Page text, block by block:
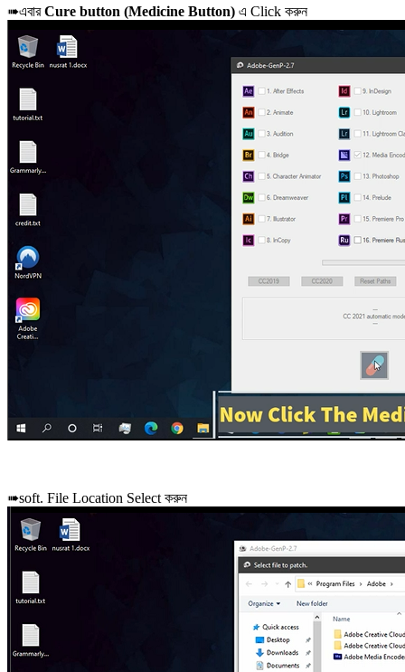
➠এবারCure button (Medicine Button) এ Click করুন
➠soft. File Location Select করুন